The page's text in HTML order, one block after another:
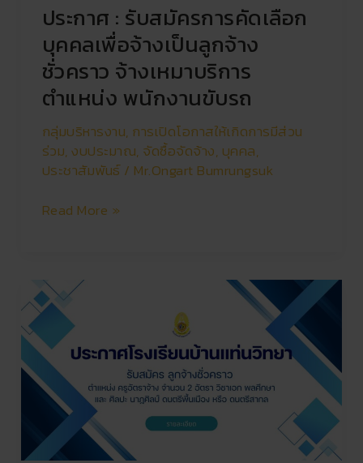
ประกาศ : รับสมัครการคัดเลือก
บุคคลเพื่อจ้างเป็นลูกจ้าง
ชั่วคราว จ้างเหมาบริการ
ตำแหน่ง พนักงานขับรถ
กลุ่มบริหารงาน, การเปิดโอกาสให้เกิดการมีส่วน
ร่วม,งบประมาณ, จัดซื้อจัดจ้าง, บุคคล,
ประชาสัมพันธ์/ Mr.Ongart Bumrungsuk
เป็น
ชั่วคราว
จ้าง
เหมา
ตำแหน่ง
พนักงาน
ขับ
Read More »
ประกาศ
ราย
ผู้
ผ่าน
การ
คัด
เลือก
เพื่อ